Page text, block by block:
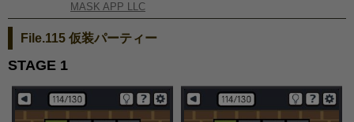
MASK APP LLC
File.115 仮装パーティー
STAGE 1